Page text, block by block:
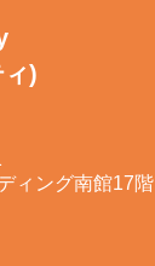
)
ィング南館17階